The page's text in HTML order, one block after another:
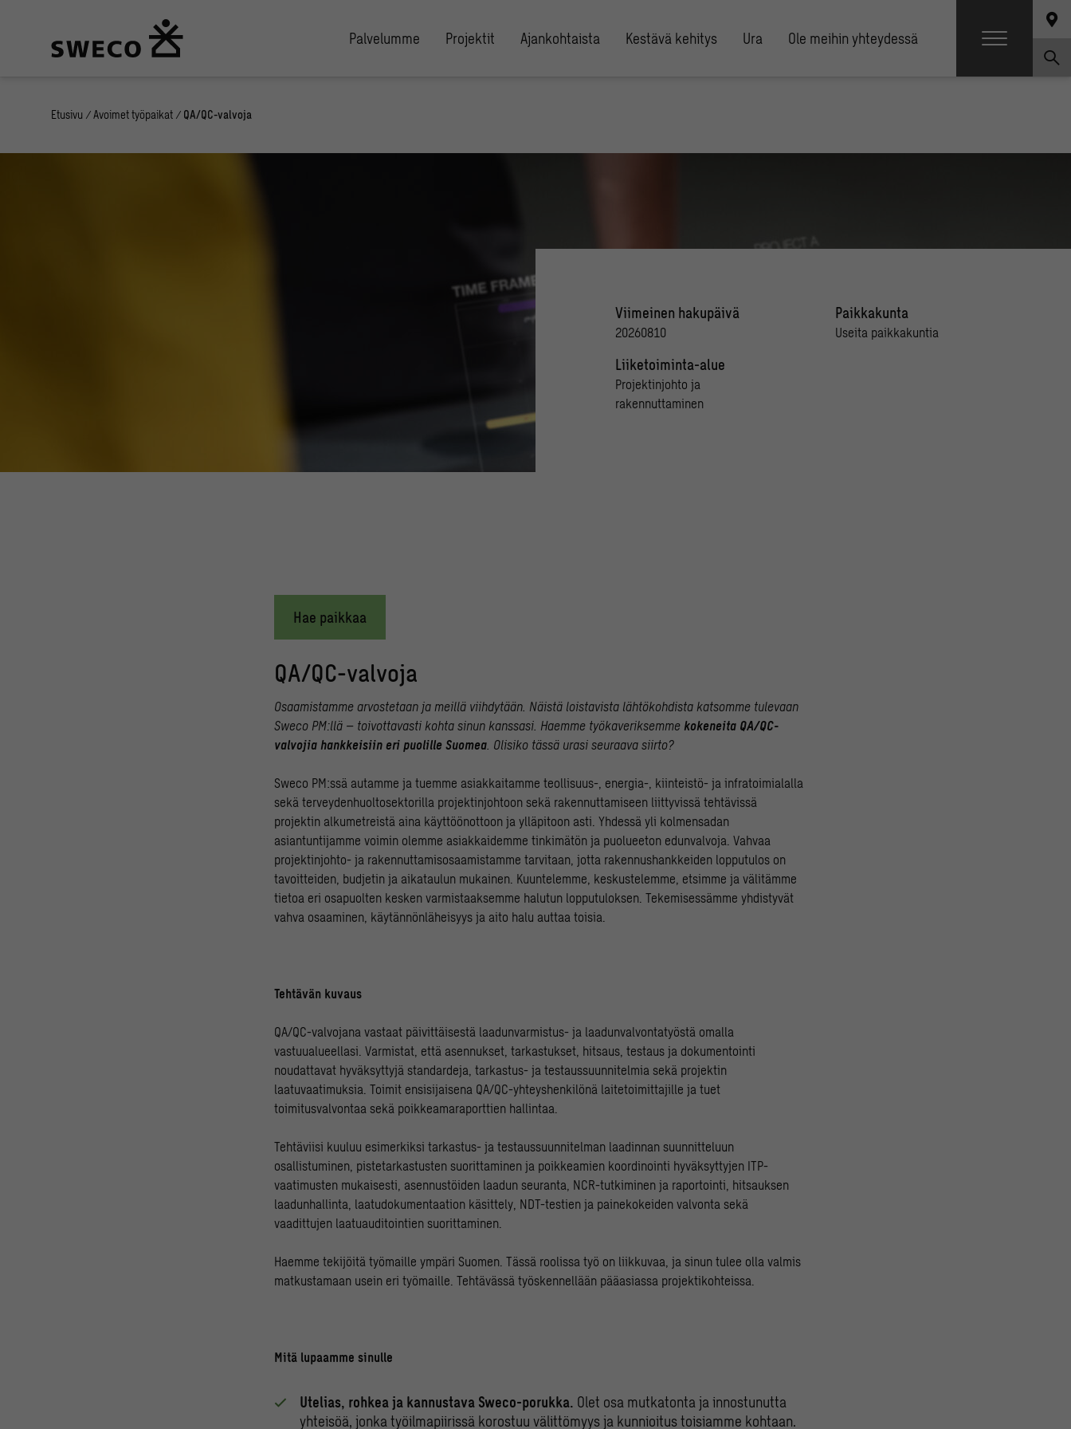
Palvelumme Projektit Ajankohtaista Kestävä kehitys Ura Ole meihin yhteydessä
Etusivu / Avoimet työpaikat / QA/QC-valvoja
Viimeinen hakupäivä
20260810
Liiketoiminta-alue
Projektinjohto ja
rakennuttaminen
Paikkakunta
Useita paikkakuntia
Hae paikkaa
QA/QC-valvoja
Osaamistamme arvostetaan ja meillä viihdytään. Näistä loistavista lähtökohdista katsomme tulevaan
Sweco PM:llä – toivottavasti kohta sinun kanssasi. Haemme työkaveriksemme kokeneita QA/QC-
valvojia hankkeisiin eri puolille Suomea . Olisiko tässä urasi seuraava siirto?
Sweco PM:ssä autamme ja tuemme asiakkaitamme teollisuus-, energia-, kiinteistö- ja infratoimialalla
sekä terveydenhuoltosektorilla projektinjohtoon sekä rakennuttamiseen liittyvissä tehtävissä
projektin alkumetreistä aina käyttöönottoon ja ylläpitoon asti. Yhdessä yli kolmensadan
asiantuntijamme voimin olemme asiakkaidemme tinkimätön ja puolueeton edunvalvoja. Vahvaa
projektinjohto- ja rakennuttamisosaamistamme tarvitaan, jotta rakennushankkeiden lopputulos on
tavoitteiden, budjetin ja aikataulun mukainen. Kuuntelemme, keskustelemme, etsimme ja välitämme
tietoa eri osapuolten kesken varmistaaksemme halutun lopputuloksen. Tekemisessämme yhdistyvät
vahva osaaminen, käytännönläheisyys ja aito halu auttaa toisia.
Tehtävän kuvaus
QA/QC-valvojana vastaat päivittäisestä laadunvarmistus- ja laadunvalvontatyöstä omalla
vastuualueellasi. Varmistat, että asennukset, tarkastukset, hitsaus, testaus ja dokumentointi
noudattavat hyväksyttyjä standardeja, tarkastus- ja testaussuunnitelmia sekä projektin
laatuvaatimuksia. Toimit ensisijaisena QA/QC-yhteyshenkilönä laitetoimittajille ja tuet
toimitusvalvontaa sekä poikkeamaraporttien hallintaa.
Tehtäviisi kuuluu esimerkiksi tarkastus- ja testaussuunnitelman laadinnan suunnitteluun
osallistuminen, pistetarkastusten suorittaminen ja poikkeamien koordinointi hyväksyttyjen ITP-
vaatimusten mukaisesti, asennustöiden laadun seuranta, NCR-tutkiminen ja raportointi, hitsauksen
laadunhallinta, laatudokumentaation käsittely, NDT-testien ja painekokeiden valvonta sekä
vaadittujen laatuauditointien suorittaminen.
Haemme tekijöitä työmaille ympäri Suomen. Tässä roolissa työ on liikkuvaa, ja sinun tulee olla valmis
matkustamaan usein eri työmaille. Tehtävässä työskennellään pääasiassa projektikohteissa.
Mitä lupaamme sinulle
Utelias, rohkea ja kannustava Sweco-porukka. Olet osa mutkatonta ja innostunutta
yhteisöä, jonka työilmapiirissä korostuu välittömyys ja kunnioitus toisiamme kohtaan.